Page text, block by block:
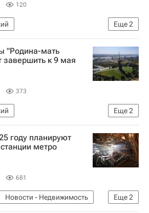
120
Еще2
Музей Победы
"Родина-мать
завершить к 9 мая
373
Еще2
Министерство культуры Российской Федерации (Минкультуры России)
году планируют
метро
681
Еще2
Новости - Недвижимость